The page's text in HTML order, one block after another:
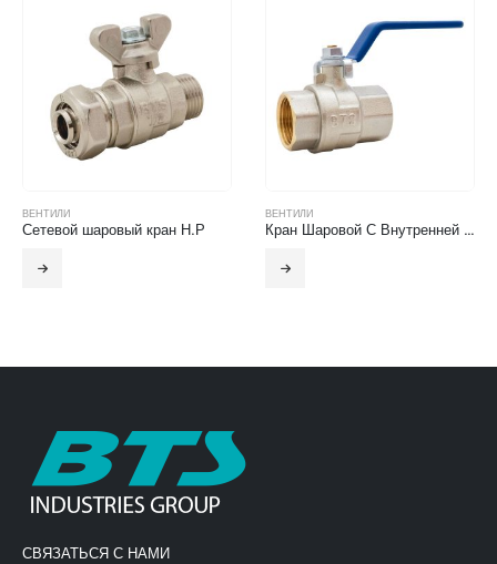
ВЕНТИЛИ
Сетевой шаровый кран Н.Р
ВЕНТИЛИ
Кран Шаровой С Внутренней Резьбой (Рычаг)
СВЯЗАТЬСЯ С НАМИ